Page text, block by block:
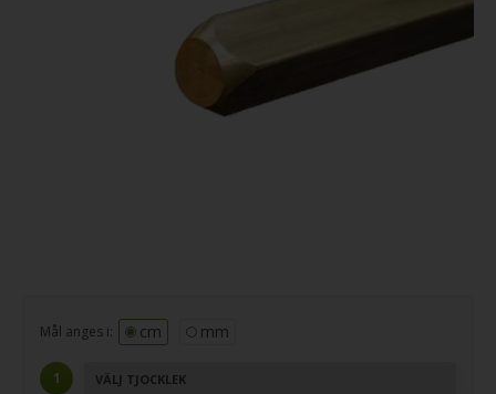
Mål anges i: cm mm
VÄLJ TJOCKLEK